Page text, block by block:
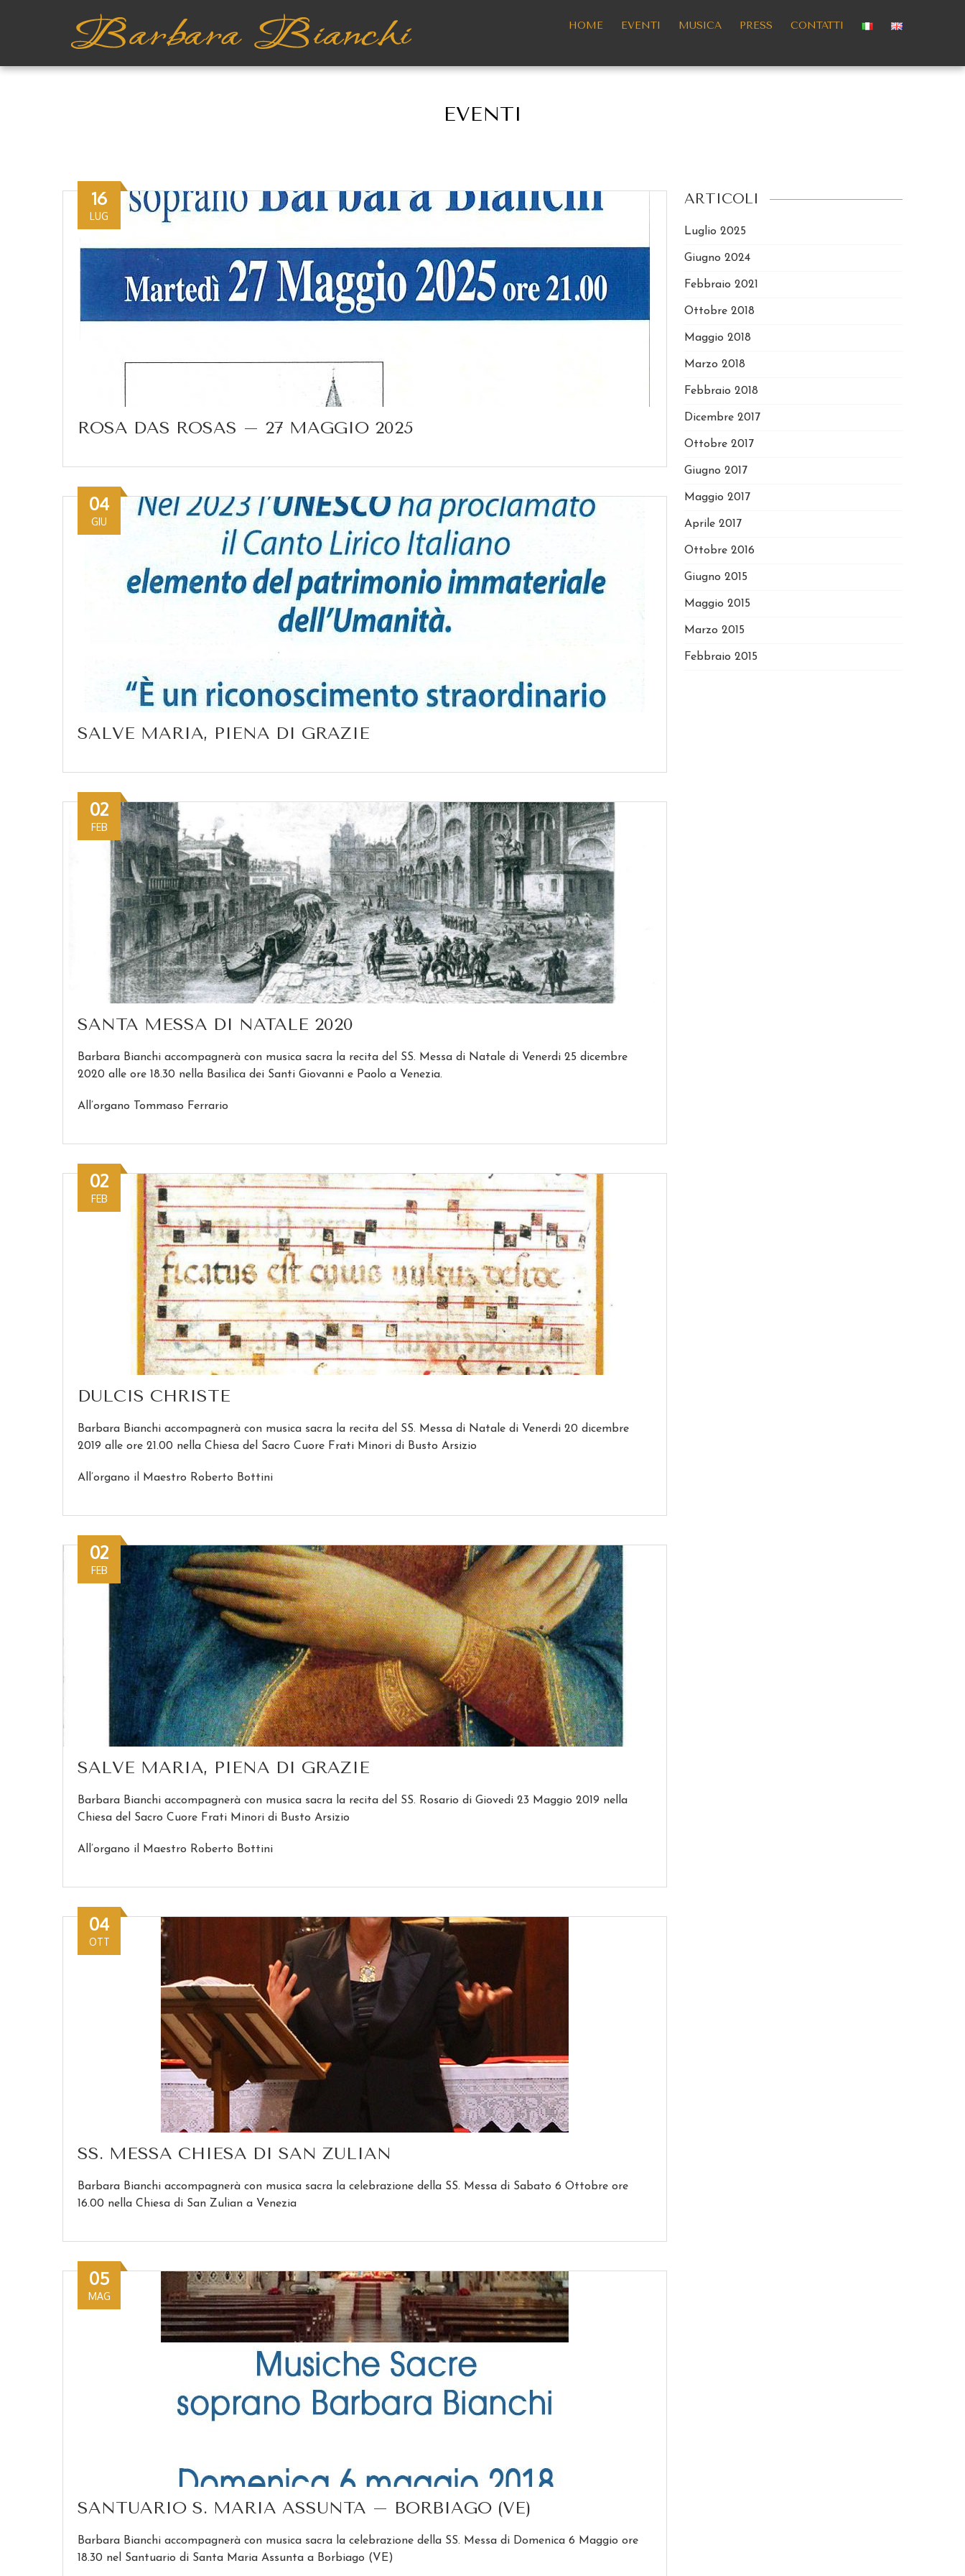
HOME EVENTI MUSICA PRESS CONTATTI
EVENTI
ROSA DAS ROSAS – 27 MAGGIO 2025
16
LUG
SALVE MARIA, PIENA DI GRAZIE
04
GIU
SANTA MESSA DI NATALE 2020
02
FEB
Barbara Bianchi accompagnerà con musica sacra la recita del SS. Messa di Natale di Venerdi 25 dicembre
2020 alle ore 18.30 nella Basilica dei Santi Giovanni e Paolo a Venezia.
All’organo Tommaso Ferrario
DULCIS CHRISTE
02
FEB
Barbara Bianchi accompagnerà con musica sacra la recita del SS. Messa di Natale di Venerdi 20 dicembre
2019 alle ore 21.00 nella Chiesa del Sacro Cuore Frati Minori di Busto Arsizio
All’organo il Maestro Roberto Bottini
SALVE MARIA, PIENA DI GRAZIE
02
FEB
Barbara Bianchi accompagnerà con musica sacra la recita del SS. Rosario di Giovedi 23 Maggio 2019 nella
Chiesa del Sacro Cuore Frati Minori di Busto Arsizio
All’organo il Maestro Roberto Bottini
SS. MESSA CHIESA DI SAN ZULIAN
04
OTT
Barbara Bianchi accompagnerà con musica sacra la celebrazione della SS. Messa di Sabato 6 Ottobre ore
16.00 nella Chiesa di San Zulian a Venezia
SANTUARIO S. MARIA ASSUNTA – BORBIAGO (VE)
05
MAG
Barbara Bianchi accompagnerà con musica sacra la celebrazione della SS. Messa di Domenica 6 Maggio ore
18.30 nel Santuario di Santa Maria Assunta a Borbiago (VE)
ARTICOLI
Luglio 2025
Giugno 2024
Febbraio 2021
Ottobre 2018
Maggio 2018
Marzo 2018
Febbraio 2018
Dicembre 2017
Ottobre 2017
Giugno 2017
Maggio 2017
Aprile 2017
Ottobre 2016
Giugno 2015
Maggio 2015
Marzo 2015
Febbraio 2015